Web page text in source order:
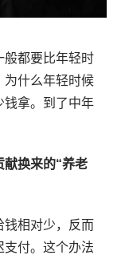
般都要比年轻时
为什么年轻时候
钱拿。到了中年
献换来的“养老
钱相对少，反而
支付。这个办法